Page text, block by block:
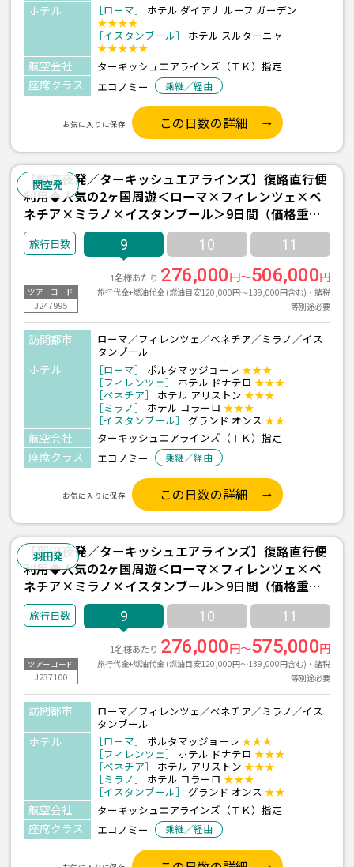
ホテル ［ローマ］
ホテル ダイアナ ルーフ ガーデン
★★★★
［イスタンブール］
ホテル スルターニャ
★★★★★
航空会社 ターキッシュエアラインズ（ＴＫ）指定
座席クラス エコノミー 乗継／経由
お気に入りに保存 この日数の詳細
関空発
【関空夜発／ターキッシュエアラインズ】復路直行便
利用◆人気の2ヶ国周遊＜ローマ×フィレンツェ×ベ
ネチア×ミラノ×イスタンブール＞9日間（価格重視
ホテル利用）
9 10 11
ツアーコード
J247995
1名様あたり 276,000円～506,000円
旅行代金+燃油代金 (燃油目安120,000円～139,000円含む)・諸税
等別途必要
訪問都市
ローマ／フィレンツェ／ベネチア／ミラノ／イス
タンブール
ホテル ［ローマ］ ポルタマッジョーレ ★★★
［フィレンツェ］
ホテル ドナテロ ★★★
［ベネチア］
ホテル アリストン ★★★
［ミラノ］
ホテル コラーロ ★★★
［イスタンブール］
グランド オンス ★★
航空会社 ターキッシュエアラインズ（ＴＫ）指定
座席クラス エコノミー 乗継／経由
お気に入りに保存 この日数の詳細
羽田発
【羽田夜発／ターキッシュエアラインズ】復路直行便
利用◆人気の2ヶ国周遊＜ローマ×フィレンツェ×ベ
ネチア×ミラノ×イスタンブール＞9日間（価格重視
ホテル利用）
9 10 11
ツアーコード
J237100
1名様あたり 276,000円～575,000円
旅行代金+燃油代金 (燃油目安120,000円～139,000円含む)・諸税
等別途必要
訪問都市
ローマ／フィレンツェ／ベネチア／ミラノ／イス
タンブール
ホテル ［ローマ］ ポルタマッジョーレ ★★★
［フィレンツェ］
ホテル ドナテロ ★★★
［ベネチア］
ホテル アリストン ★★★
［ミラノ］
ホテル コラーロ ★★★
［イスタンブール］
グランド オンス ★★
航空会社 ターキッシュエアラインズ（ＴＫ）指定
座席クラス エコノミー 乗継／経由